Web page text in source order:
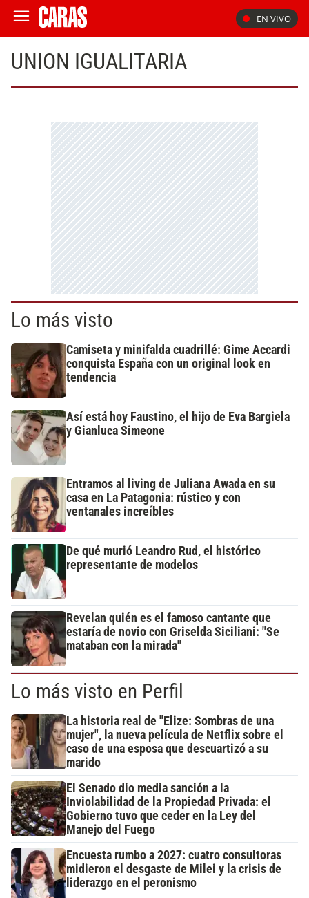
EN VIVO
UNION IGUALITARIA
Lo más visto
Camiseta y minifalda cuadrillé: Gime Accardi
conquista España con un original look en
tendencia
Así está hoy Faustino, el hijo de Eva Bargiela
y Gianluca Simeone
Entramos al living de Juliana Awada en su
casa en La Patagonia: rústico y con
ventanales increíbles
De qué murió Leandro Rud, el histórico
representante de modelos
Revelan quién es el famoso cantante que
estaría de novio con Griselda Siciliani: "Se
mataban con la mirada"
Lo más visto en Perfil
La historia real de "Elize: Sombras de una
mujer", la nueva película de Netflix sobre el
caso de una esposa que descuartizó a su
marido
El Senado dio media sanción a la
Inviolabilidad de la Propiedad Privada: el
Gobierno tuvo que ceder en la Ley del
Manejo del Fuego
Encuesta rumbo a 2027: cuatro consultoras
midieron el desgaste de Milei y la crisis de
liderazgo en el peronismo